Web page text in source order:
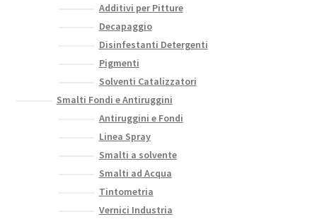
Additivi per Pitture
Decapaggio
Disinfestanti Detergenti
Pigmenti
Solventi Catalizzatori
Smalti Fondi e Antiruggini
Antiruggini e Fondi
Linea Spray
Smalti a solvente
Smalti ad Acqua
Tintometria
Vernici Industria